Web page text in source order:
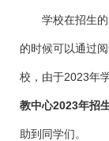
学校在招生的
的时候可以通过
校，由于2023年
教中心2023年招
助到同学们。